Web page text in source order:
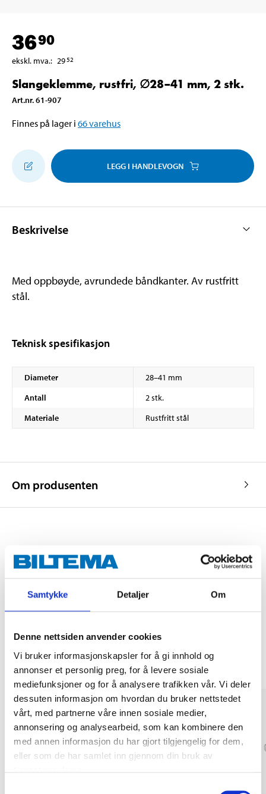
Samtykke Detaljer Om
Denne nettsiden anvender cookies
Vi bruker informasjonskapsler for å gi innhold og
annonser et personlig preg, for å levere sosiale
mediefunksjoner og for å analysere trafikken vår. Vi deler
dessuten informasjon om hvordan du bruker nettstedet
vårt, med partnerne våre innen sosiale medier,
annonsering og analysearbeid, som kan kombinere den
med annen informasjon du har gjort tilgjengelig for dem,
eller som de har samlet inn gjennom din bruk av
3690
ekskl. mva.: 2952
Slangeklemme, rustfri, ∅28–41 mm, 2 stk.
Art.nr.61-907
Finnes på lager i 66varehus
LEGG I HANDLEVOGN
Beskrivelse
Med oppbøyde, avrundede båndkanter. Av rustfritt
stål.
Teknisk spesifikasjon
Diameter
28–41 mm
Antall
2 stk.
Materiale
Rustfritt stål
Om produsenten
Kjøp & Hent
LES MER
Andre kunder har også kjøpt